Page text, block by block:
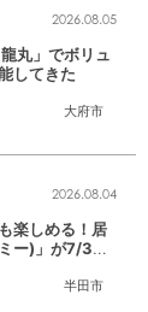
大府市
2026.08.05
丸」でボリュ
してきた
半田市
2026.08.04
楽しめる！居
ー)」が7/3